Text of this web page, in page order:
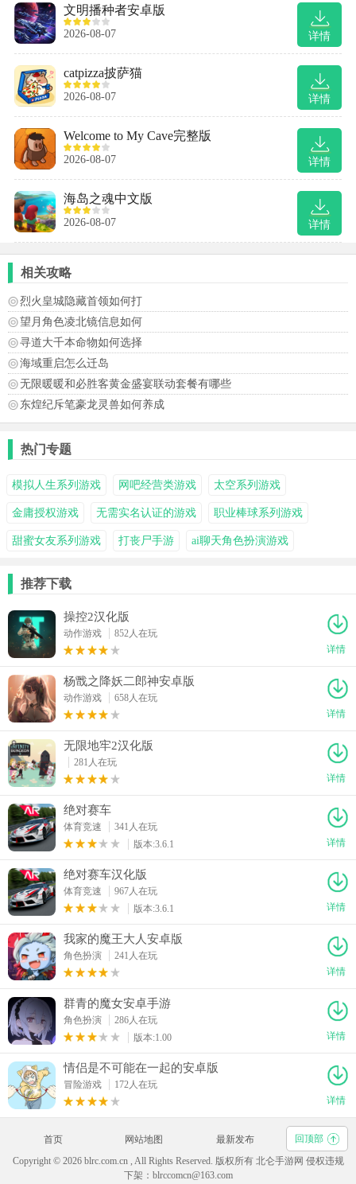
详情
文明播种者安卓版
2026-08-07
详情
catpizza披萨猫
2026-08-07
详情
Welcome to My Cave完整版
2026-08-07
详情
海岛之魂中文版
2026-08-07
相关攻略
烈火皇城隐藏首领如何打
望月角色凌北镜信息如何
寻道大千本命物如何选择
海域重启怎么迁岛
无限暖暖和必胜客黄金盛宴联动套餐有哪些
东煌纪斥笔豪龙灵兽如何养成
热门专题
模拟人生系列游戏 网吧经营类游戏 太空系列游戏
金庸授权游戏 无需实名认证的游戏 职业棒球系列游戏
甜蜜女友系列游戏 打丧尸手游 ai聊天角色扮演游戏
推荐下载
操控2汉化版
动作游戏
852人在玩
详情
杨戬之降妖二郎神安卓版
动作游戏
658人在玩
详情
无限地牢2汉化版
281人在玩
详情
绝对赛车
体育竞速
341人在玩
版本:3.6.1
详情
绝对赛车汉化版
体育竞速
967人在玩
版本:3.6.1
详情
我家的魔王大人安卓版
角色扮演
241人在玩
详情
群青的魔女安卓手游
角色扮演
286人在玩
版本:1.00
详情
情侣是不可能在一起的安卓版
冒险游戏
172人在玩
详情
首页 网站地图 最新发布
回顶部
Copyright © 2026 blrc.com.cn , All Rights Reserved. 版权所有 北仑手游网 侵权违规
下架：blrccomcn@163.com